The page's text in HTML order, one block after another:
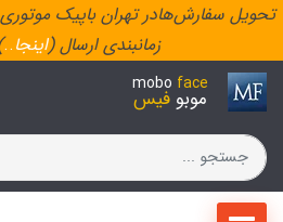
تحویل سفارش‌هادر تهران باپیک
زمانبندی ارسال (اینجا..
mobo face
موبو فیس